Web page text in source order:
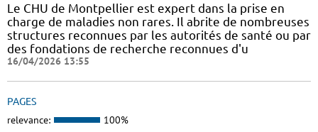
Le CHU de Montpellier est expert dans la prise en
charge de maladies non rares. Il abrite de nombreuses
structures reconnues par les autorités de santé ou par
des fondations de recherche reconnues d'u
16/04/2026 13:55
PAGES
relevance: 100%